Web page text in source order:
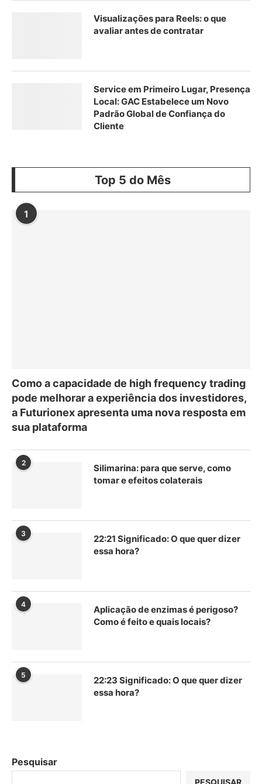
Visualizações para Reels: o que
avaliar antes de contratar
Service em Primeiro Lugar, Presença
Local: GAC Estabelece um Novo
Padrão Global de Confiança do
Cliente
Top 5 do Mês
1
Como a capacidade de high frequency trading
pode melhorar a experiência dos investidores,
a Futurionex apresenta uma nova resposta em
sua plataforma
2
Silimarina: para que serve, como
tomar e efeitos colaterais
3
22:21 Significado: O que quer dizer
essa hora?
4
Aplicação de enzimas é perigoso?
Como é feito e quais locais?
5
22:23 Significado: O que quer dizer
essa hora?
Pesquisar
PESQUISAR